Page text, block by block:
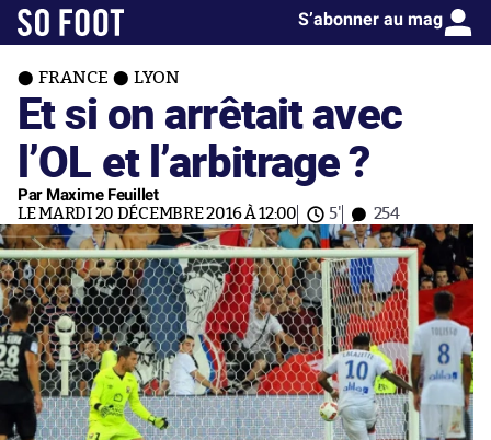
S’abonner au mag
FRANCE LYON
Et si on arrêtait avec
l’OL et l’arbitrage ?
Par Maxime Feuillet
LE MARDI 20 DÉCEMBRE 2016 À 12:00 5' 254